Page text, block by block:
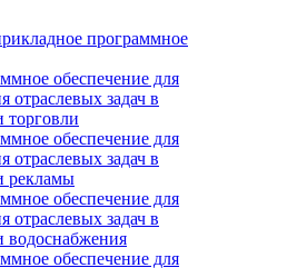
программное
обеспечение для
отраслевых задач в
торговли
обеспечение для
отраслевых задач в
рекламы
обеспечение для
отраслевых задач в
водоснабжения
обеспечение для